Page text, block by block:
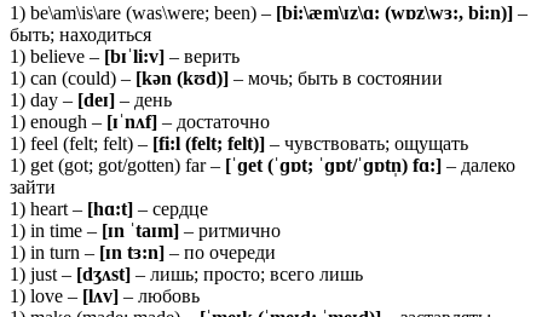
1) be\am\is\are (was\were; been) – [bi:\æm\ɪz\ɑ: (wɒz\wɜ:, bi:n)] –
быть; находиться
1) believe – [bɪˈli:v] – верить
1) can (could) – [kən (kʊd)] – мочь; быть в состоянии
1) day – [deɪ] – день
1) enough – [ɪˈnʌf] – достаточно
1) feel (felt; felt) – [fi:l (felt; felt)] – чувствовать; ощущать
1) get (got; got/gotten) far – [ˈɡet (ˈɡɒt; ˈɡɒt/ˈɡɒtn̩) fɑ:] – далеко
зайти
1) heart – [hɑ:t] – сердце
1) in time – [ɪn ˈtaɪm] – ритмично
1) in turn – [ɪn tɜ:n] – по очереди
1) just – [dʒʌst] – лишь; просто; всего лишь
1) love – [lʌv] – любовь